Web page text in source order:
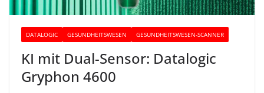
DATALOGIC GESUNDHEITSWESEN GESUNDHEITSWESEN-SCANNER
KI mit Dual-Sensor: Datalogic
Gryphon 4600